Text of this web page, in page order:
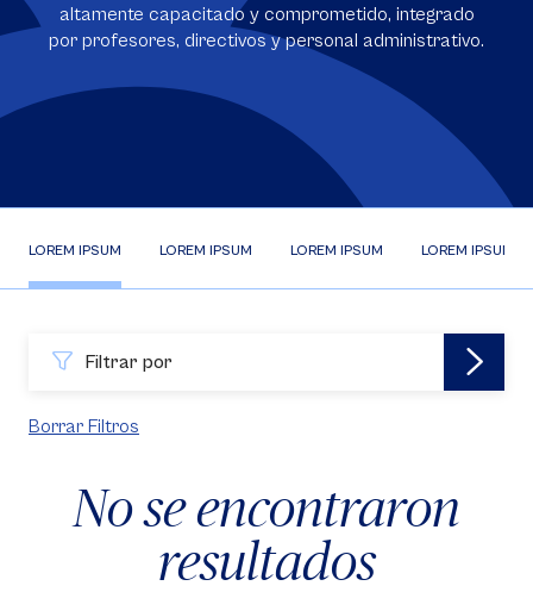
altamente capacitado y comprometido, integrado
por profesores, directivos y personal administrativo.
LOREM IPSUM LOREM IPSUM LOREM IPSUM LOREM IPSUM
Filtrar por
Borrar Filtros
No se encontraron
resultados